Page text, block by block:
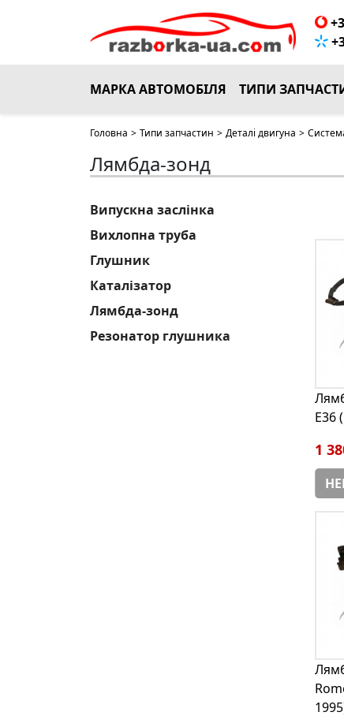
МАРКА АВТОМОБІЛЯ ТИПИ
Головна > Типи запчастин > Деталі двигуна >
Лямбда-зонд
Випускна заслінка
Вихлопна труба
Глушник
Каталізатор
Лямбда-зонд
Резонатор глушника
E36
1